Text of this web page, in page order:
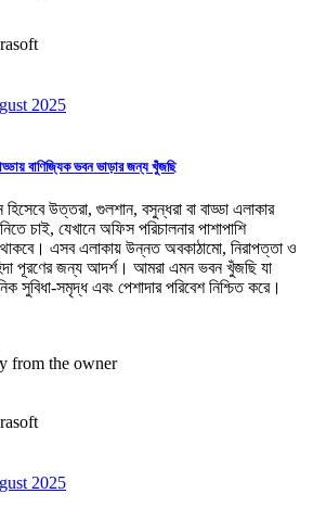
2025
বাণিজ্যিক ভবন ভাড়ার জন্য খুঁজছি
হিসেবে উত্তরা, গুলশান, বসুন্ধরা বা বাড্ডা এলাকার
চাই, যেখানে অফিস পরিচালনার পাশাপাশি
থাকবে। এসব এলাকায় উন্নত অবকাঠামো, নিরাপত্তা ও
পূরণের জন্য আদর্শ। আমরা এমন ভবন খুঁজছি যা
সুবিধা-সমৃদ্ধ এবং পেশাদার পরিবেশ নিশ্চিত করে।
2025